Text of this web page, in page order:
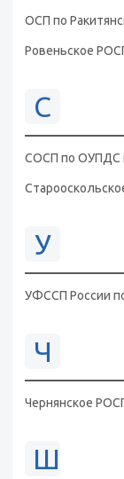
ОСП по
Ровеньское
С
СОСП по ОУПДС
У
УФССП России
Ч
Чернянское
Ш